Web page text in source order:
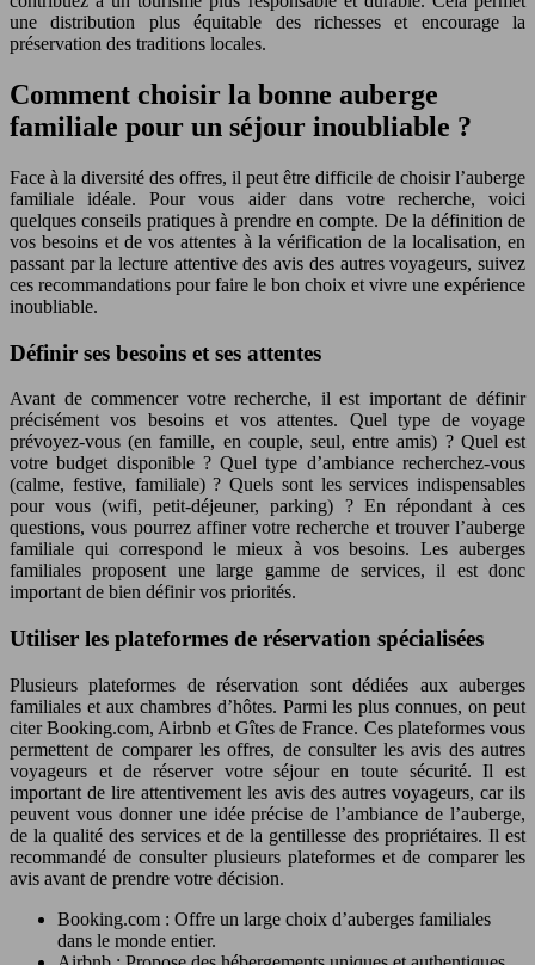
une distribution plus équitable des richesses et encourage la
préservation des traditions locales.
Comment choisir la bonne auberge
familiale pour un séjour inoubliable ?
Face à la diversité des offres, il peut être difficile de choisir l’auberge
familiale idéale. Pour vous aider dans votre recherche, voici
quelques conseils pratiques à prendre en compte. De la définition de
vos besoins et de vos attentes à la vérification de la localisation, en
passant par la lecture attentive des avis des autres voyageurs, suivez
ces recommandations pour faire le bon choix et vivre une expérience
inoubliable.
Définir ses besoins et ses attentes
Avant de commencer votre recherche, il est important de définir
précisément vos besoins et vos attentes. Quel type de voyage
prévoyez-vous (en famille, en couple, seul, entre amis) ? Quel est
votre budget disponible ? Quel type d’ambiance recherchez-vous
(calme, festive, familiale) ? Quels sont les services indispensables
pour vous (wifi, petit-déjeuner, parking) ? En répondant à ces
questions, vous pourrez affiner votre recherche et trouver l’auberge
familiale qui correspond le mieux à vos besoins. Les auberges
familiales proposent une large gamme de services, il est donc
important de bien définir vos priorités.
Utiliser les plateformes de réservation spécialisées
Plusieurs plateformes de réservation sont dédiées aux auberges
familiales et aux chambres d’hôtes. Parmi les plus connues, on peut
citer Booking.com, Airbnb et Gîtes de France. Ces plateformes vous
permettent de comparer les offres, de consulter les avis des autres
voyageurs et de réserver votre séjour en toute sécurité. Il est
important de lire attentivement les avis des autres voyageurs, car ils
peuvent vous donner une idée précise de l’ambiance de l’auberge,
de la qualité des services et de la gentillesse des propriétaires. Il est
recommandé de consulter plusieurs plateformes et de comparer les
avis avant de prendre votre décision.
Booking.com : Offre un large choix d’auberges familiales
dans le monde entier.